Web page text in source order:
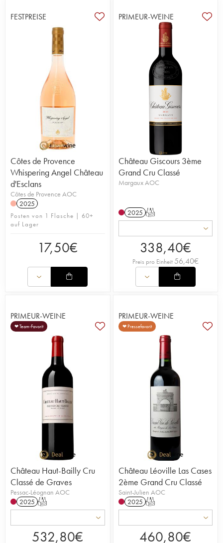
FESTPREISE
Côtes de Provence
Whispering Angel Château
d'Esclans
Côtes de Provence AOC
2025
Posten von 1 Flasche | 60+
auf Lager
17,50€
PRIMEUR-WEINE
Château Giscours 3ème
Grand Cru Classé
Margaux AOC
2025 T
338,40€
Preis pro Einheit 56,40€
PRIMEUR-WEINE
❤ Team-Favorit
Château Haut-Bailly Cru
Classé de Graves
Pessac-Léognan AOC
2025 T
532,80€
PRIMEUR-WEINE
❤ Pressefavorit
Château Léoville Las Cases
2ème Grand Cru Classé
Saint-Julien AOC
2025 T
460,80€